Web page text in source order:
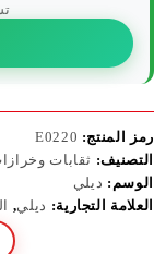
رمز المنتج: E0220
التصنيف: ثقابات
الوسم: ديلي
العلامة التجارية: ديلي,